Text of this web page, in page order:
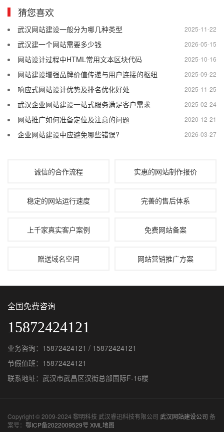
猜您喜欢
2025-11-22
武汉网站建设一般分为哪几种类型
2026-05-15
武汉建一个网站需要多少钱
2025-10-16
网站设计过程中HTML常用文本区块代码
2025-09-22
网站建设增强品牌价值传递与用户连接的枢纽
2025-11-25
响应式网站设计优势及排名优化好处
2025-02-24
武汉企业网站建设一站式服务满足客户需求
2020-12-21
网站推广如何准备定位及注意的问题
2026-03-27
企业网站建设中应避免哪些错误?
诚信的合作流程 实惠的网站制作报价
稳定的网站运行速度 完善的售后体系
上千家真实客户案例 免费网站备案
赠送域名空间 网站营销推广方案
全国免费咨询
15872424121
业务咨询：15872424121 / 15872424121
节假值班：15872424121
联系地址：武汉市武昌区汉街总部国际F-16楼
Copyright © 2009-2024 黎明科技 武汉睿迅科技有限公司 武汉网站建设公司 备
案号： 鄂ICP备2022009529号 XML地图